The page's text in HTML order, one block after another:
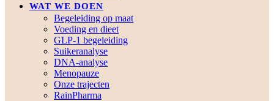
WAT WE DOEN
Begeleiding op maat
Voeding en dieet
GLP-1 begeleiding
Suikeranalyse
DNA-analyse
Menopauze
Onze trajecten
RainPharma